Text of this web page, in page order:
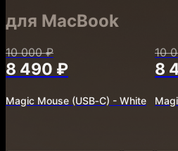
для MacBook
10 000 ₽
8 490 ₽
Magic Mouse (USB‑C) - White
10
8